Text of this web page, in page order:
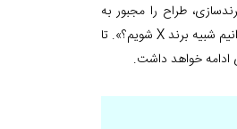
طراح را مجبور به
کپی‌برداری از رقیب موفق می‌کند. این مدیران به جای پرسیدن «چگونه می‌توانیم منحصربه‌فرد باشیم؟»، می‌پرسند «چگونه می‌توانیم شبیه برند X شویم؟». تا
ادامه خواهد داشت.